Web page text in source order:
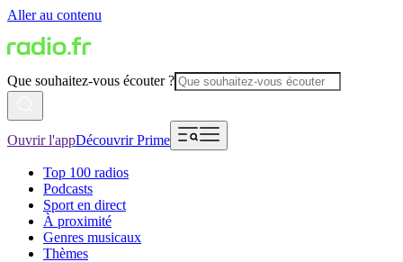
Aller au contenu
Que souhaitez-vous écouter ?
Ouvrir l'appDécouvrir Prime
Top 100 radios
Podcasts
Sport en direct
À proximité
Genres musicaux
Thèmes